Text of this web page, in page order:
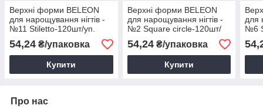
Верхні форми BELEON
для нарощування нігтів -
№11 Stiletto-120шт/уп.
54,24 ₴/упаковка
Купити
Верхні форми BELEON
для нарощування нігтів -
№2 Square circle-120шт/
уп.
54,24₴/упаковка
Купити
для
№6
Про нас